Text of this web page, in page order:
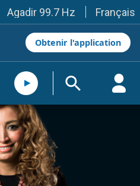
Agadir 99.7 Hz
103.3 Hz
Tétouan 87.8 Hz
Fès 98.8 Hz
97.2 Hz
El Jadida 97.3
Settat 104,6
Essaouira 96.6
Safi 92.3
Taza 103.0
Taounate 95.6
Tiznit 103.1
92.2
Français
Obtenir l'application